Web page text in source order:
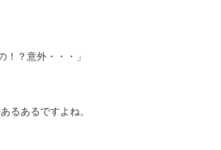
！？意外・・・」
るあるですよね。